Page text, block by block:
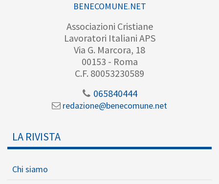
BENECOMUNE.NET
Associazioni Cristiane
Lavoratori Italiani APS
Via G. Marcora, 18
00153 - Roma
C.F. 80053230589
065840444
redazione@benecomune.net
LA RIVISTA
Chi siamo